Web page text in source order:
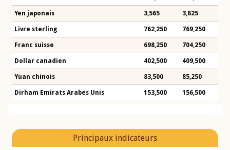
Yen japonais 3,565 3,625
Livre sterling 762,250 769,250
Franc suisse 698,250 704,250
Dollar canadien 402,500 409,500
Yuan chinois 83,500 85,250
Dirham Emirats Arabes Unis 153,500 156,500
Principaux indicateurs